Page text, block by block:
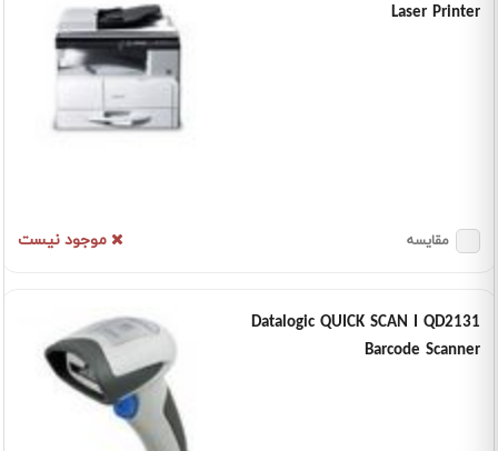
Laser Printer
موجود نیست مقایسه
Datalogic QUICK SCAN I QD2131
Barcode Scanner